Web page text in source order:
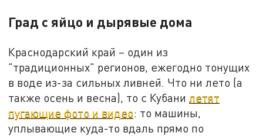
Град с яйцо и дырявые дома
Краснодарский край – один из
"традиционных" регионов, ежегодно тонущих
в воде из-за сильных ливней. Что ни лето (а
также осень и весна), то с Кубанилетят
пугающие фото и видео: то машины,
уплывающие куда-то вдаль прямо по